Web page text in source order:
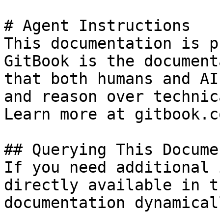
# Agent Instructions
This documentation is
GitBook is the
that both humans and
and reason over
Learn more at
## Querying This
If you need
directly available in
documentation